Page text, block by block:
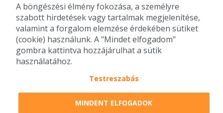
2010-2026 Copyright - Falatozz.hu - Diston-line Kft.
Pizza, gyros, hamburger, menük kedvező áron, egy helyen az összes
étterem ajánlata.
A böngészési élmény fokozása, a személyre
szabott hirdetések vagy tartalmak megjelenítése,
valamint a forgalom elemzése érdekében sütiket
(cookie) használunk. A "Mindet elfogadom"
gombra kattintva hozzájárulhat a sütik
használatához.
Testreszabás
MINDENT ELFOGADOK